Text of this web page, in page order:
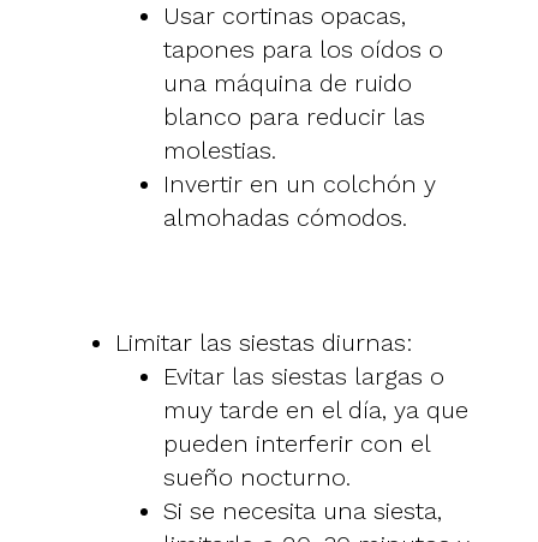
Usar cortinas opacas,
tapones para los oídos o
una máquina de ruido
blanco para reducir las
molestias.
Invertir en un colchón y
almohadas cómodos.
Limitar las siestas diurnas:
Evitar las siestas largas o
muy tarde en el día, ya que
pueden interferir con el
sueño nocturno.
Si se necesita una siesta,